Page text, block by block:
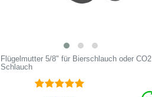
Flügelmutter 5/8" für Bierschlauch oder CO2
Schlauch